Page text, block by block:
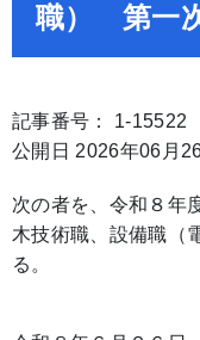
職） 第一
記事番号： 1-15522
公開日 2026年06月
次の者を、令和８年
木技術職、設備職（
る。